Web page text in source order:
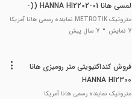
لمسی هانا HANNA HI2202-01 ((-
متروتیک 02177335772))
متروتیک METROTIK نماینده رسمی هانا آمریکا
7 نمایش
7 سال پیش
فروش کنداکتیویتی متر رومیزی هانا
HANNA HI2300
متروتیک نماینده رسمی هانا آمریکا